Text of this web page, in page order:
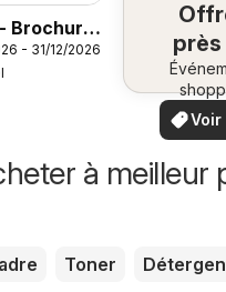
Brochure
- 31/12/2026
près
locaux
Voir
à meilleur
Toner